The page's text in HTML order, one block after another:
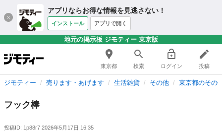
アプリならお得な情報を見逃さない！
インストール アプリで開く
地元の掲示板 ジモティー 東京版
東京都 検索 ログイン 投稿
ジモティー 売ります・あげます 生活雑貨 その他 東京都のその
フック棒
投稿ID: 1p88r7 2026年5月17日 16:35